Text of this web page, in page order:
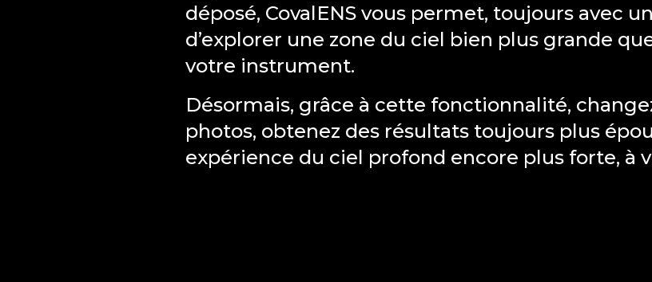
déposé, CovalENS vous permet, toujours avec
d’explorer une zone du ciel bien plus grande
votre instrument.
Désormais, grâce à cette fonctionnalité,
photos, obtenez des résultats toujours plus
expérience du ciel profond encore plus forte, à